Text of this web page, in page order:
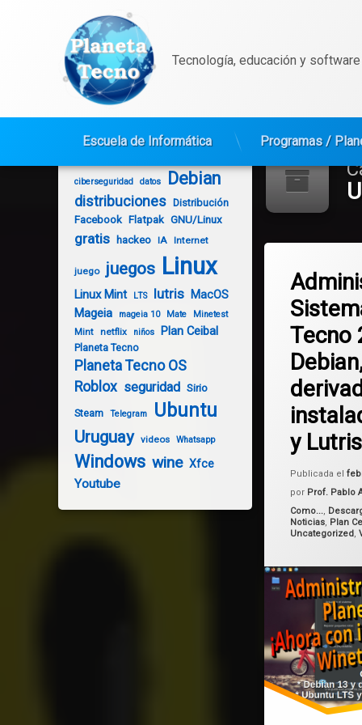
Saltar
Tecnología, educación y
Escuela de Informática Programas /
Tecno
y
Publicada el
por Prof. Pablo
Categorías:
Como...,
Noticias, Plan
Uncategorized,
Debian
lutris
Planeta Tecno
Ubuntu
wine
ciberseguridad datos Debian
distribuciones Distribución
Facebook Flatpak GNU/Linux
gratis hackeo IA Internet
juego juegos Linux
Linux Mint LTS lutris MacOS
Mageia mageia 10 Mate Minetest
Mint netflix niños Plan Ceibal
Planeta Tecno
Planeta Tecno OS
Roblox seguridad Sirio
Steam Telegram Ubuntu
Uruguay videos Whatsapp
Windows wine Xfce
Youtube